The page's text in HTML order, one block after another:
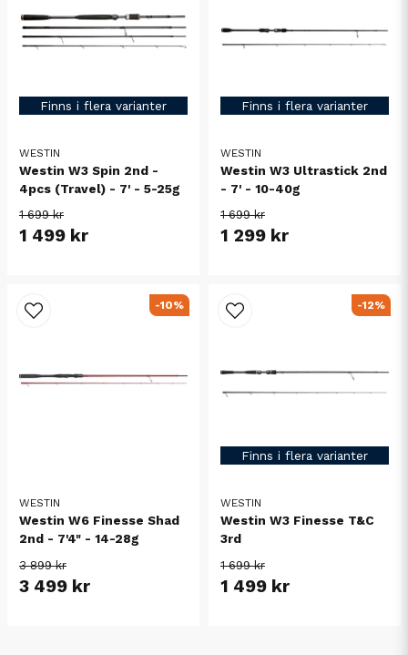
Finns i flera varianter
WESTIN
Westin W3 Spin 2nd -
4pcs (Travel) - 7' - 5-25g
1 699 kr
1 499 kr
Finns i flera varianter
WESTIN
Westin W3 Ultrastick 2nd
- 7' - 10-40g
1 699 kr
1 299 kr
WESTIN
Westin W6 Finesse Shad
2nd - 7'4" - 14-28g
3 899 kr
3 499 kr
-10%
Finns i flera varianter
WESTIN
Westin W3 Finesse T&C
3rd
1 699 kr
1 499 kr
-12%